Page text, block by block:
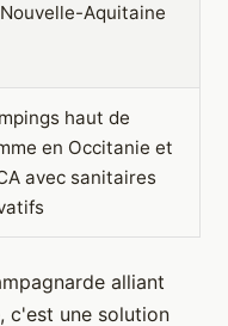
Aquitaine
haut de
en Occitanie et
avec sanitaires
alliant
c'est une solution